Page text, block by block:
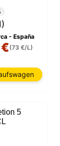
- España
(73 €/L)
5